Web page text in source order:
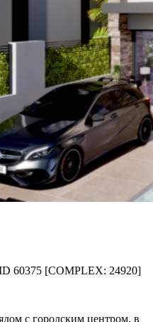
60375 [COMPLEX: 24920]
с городским центром, в